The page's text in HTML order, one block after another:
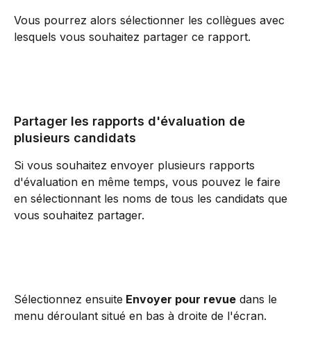
Vous pourrez alors sélectionner les collègues avec
lesquels vous souhaitez partager ce rapport.
Partager les rapports d'évaluation de
plusieurs candidats
Si vous souhaitez envoyer plusieurs rapports
d'évaluation en même temps, vous pouvez le faire
en sélectionnant les noms de tous les candidats que
vous souhaitez partager.
Sélectionnez ensuite Envoyer pour revue dans le
menu déroulant situé en bas à droite de l'écran.